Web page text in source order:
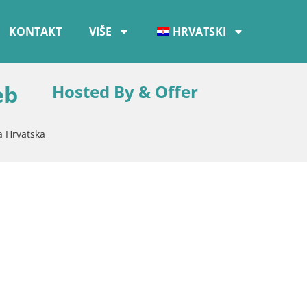
KONTAKT VIŠE HRVATSKI
Hrvatska
Hosted By & Offer